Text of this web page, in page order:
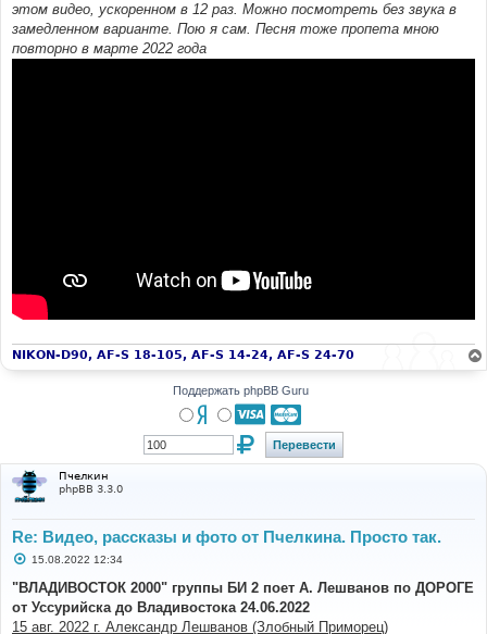
этом видео, ускоренном в 12 раз. Можно посмотреть без звука в
замедленном варианте. Пою я сам. Песня тоже пропета мною
повторно в марте 2022 года
NIKON-D90, AF-S 18-105, AF-S 14-24, AF-S 24-70
Поддержать phpBB Guru
Пчелкин
phpBB 3.3.0
Re: Видео, рассказы и фото от Пчелкина. Просто так.
С
о
б
щ
е
15.08.2022 12:34
"ВЛАДИВОСТОК 2000" группы БИ 2 поет А. Лешванов по ДОРОГЕ
от Уссурийска до Владивостока 24.06.2022
15 авг. 2022 г. Александр Лешванов (Злобный Приморец)